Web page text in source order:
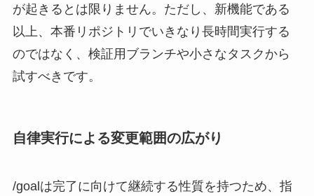
が起きるとは限りません。ただし、新機能である
以上、本番リポジトリでいきなり長時間実行する
のではなく、検証用ブランチや小さなタスクから
試すべきです。
自律実行による変更範囲の広がり
/goalは完了に向けて継続する性質を持つため、指